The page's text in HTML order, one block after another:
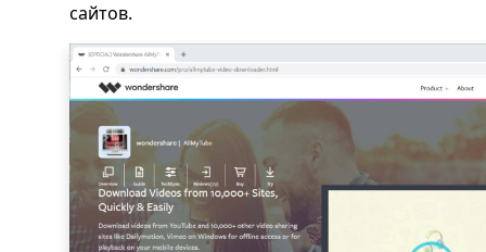
сайтов.